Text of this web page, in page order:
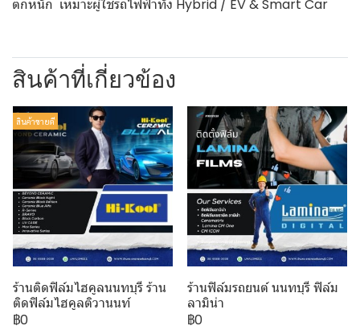
ตกหนัก เหมาะผู้ใช้รถไฟฟ้าทั้ง Hybrid / EV & Smart Car
สินค้าที่เกี่ยวข้อง
สินค้าขายดี
ร้านติดฟิล์มไฮคูลนนทบุรี ร้าน
ติดฟิล์มไฮคูลติวานนท์
฿0
ร้านฟิล์มรถยนต์ นนทบุรี ฟิล์ม
ลามิน่า
฿0